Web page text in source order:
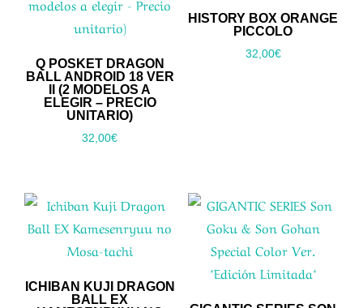
Q POSKET DRAGON
BALL ANDROID 18 VER
II (2 MODELOS A
ELEGIR – PRECIO
UNITARIO)
32,00€
HISTORY BOX ORANGE
PICCOLO
32,00€
ICHIBAN KUJI DRAGON
BALL EX